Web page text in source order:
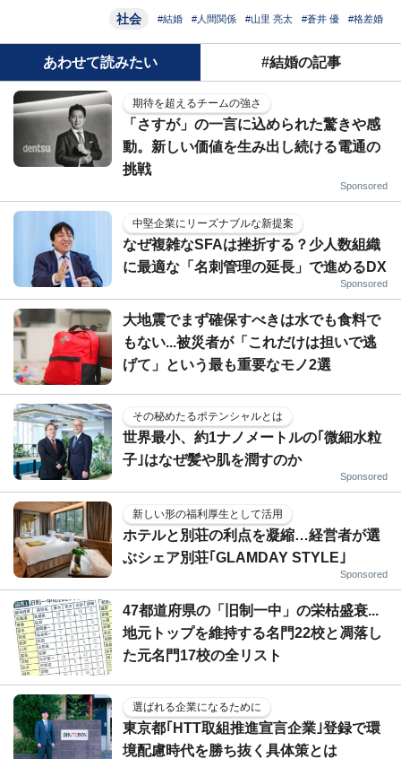
社会 #結婚 #人間関係 #山里 亮太 #蒼井 優 #格差婚
あわせて読みたい #結婚の記事
期待を超えるチームの強さ
「さすが」の一言に込められた驚きや感
動。新しい価値を生み出し続ける電通の
挑戦
Sponsored
中堅企業にリーズナブルな新提案
なぜ複雑なSFAは挫折する？少人数組織
に最適な「名刺管理の延長」で進めるDX
Sponsored
大地震でまず確保すべきは水でも食料で
もない...被災者が「これだけは担いで逃
げて」という最も重要なモノ2選
その秘めたるポテンシャルとは
世界最小、約1ナノメートルの｢微細水粒
子｣はなぜ髪や肌を潤すのか
Sponsored
新しい形の福利厚生として活用
ホテルと別荘の利点を凝縮…経営者が選
ぶシェア別荘｢GLAMDAY STYLE｣
Sponsored
47都道府県の「旧制一中」の栄枯盛衰...
地元トップを維持する名門22校と凋落し
た元名門17校の全リスト
選ばれる企業になるために
東京都｢HTT取組推進宣言企業｣登録で環
境配慮時代を勝ち抜く具体策とは